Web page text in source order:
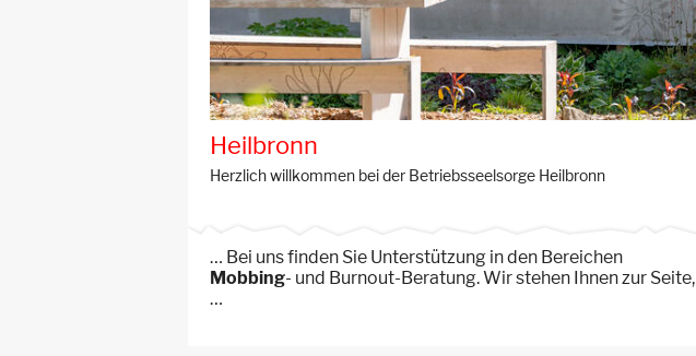
Heilbronn
Herzlich willkommen bei der Betriebsseelsorge Heilbronn
… Bei uns finden Sie Unterstützung in den Bereichen
Mobbing- und Burnout-Beratung. Wir stehen Ihnen zur Seite,
…